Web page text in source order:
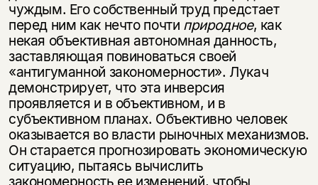
чуждым. Его собственный труд предстает
перед ним как нечто почти природное, как
некая объективная автономная данность,
заставляющая повиноваться своей
«антигуманной закономерности». Лукач
демонстрирует, что эта инверсия
проявляется и в объективном, и в
субъективном планах. Объективно человек
оказывается во власти рыночных механизмов.
Он старается прогнозировать экономическую
ситуацию, пытаясь вычислить
закономерность ее изменений, чтобы